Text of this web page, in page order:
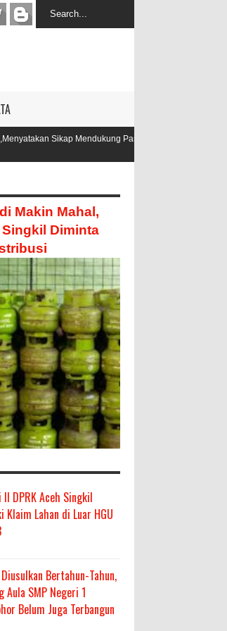
Oyon
Makin Mahal,
Diminta
II DPRK Aceh Singkil
Klaim Lahan di Luar HGU
Bertahun-Tahun,
Aula SMP Negeri 1
Belum Juga Terbangun